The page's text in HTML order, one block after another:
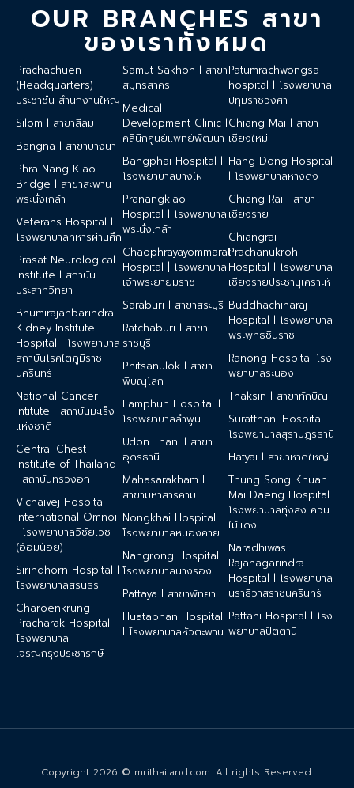
OUR BRANCHES สาขา
ของเราทั้งหมด
Prachachuen
(Headquarters)
ประชาชื่น สำนักงานใหญ่
Silom l สาขาสีลม
Bangna l สาขาบางนา
Phra Nang Klao
Bridge l สาขาสะพาน
พระนั่งเกล้า
Veterans Hospital l
โรงพยาบาลทหารผ่านศึก
Prasat Neurological
Institute l สถาบัน
ประสาทวิทยา
Bhumirajanbarindra
Kidney Institute
Hospital l โรงพยาบาล
สถาบันโรคไตภูมิราช
นครินทร์
National Cancer
Intitute l สถาบันมะเร็ง
แห่งชาติ
Central Chest
Institute of Thailand
l สถาบันทรวงอก
Vichaivej Hospital
International Omnoi
l โรงพยาบาลวิชัยเวช
(อ้อมน้อย)
Sirindhorn Hospital l
โรงพยาบาลสิรินธร
Charoenkrung
Pracharak Hospital l
โรงพยาบาล
เจริญกรุงประชารักษ์
Samut Sakhon l สาขา
สมุทรสาคร
Medical
Development Clinic l
คลีนิกศูนย์แพทย์พัฒนา
Bangphai Hospital l
โรงพยาบาลบางไผ่
Pranangklao
Hospital l โรงพยาบาล
พระนั่งเกล้า
Chaophrayayommarat
Hospital | โรงพยาบาล
เจ้าพระยายมราช
Saraburi l สาขาสระบุรี
Ratchaburi l สาขา
ราชบุรี
Phitsanulok l สาขา
พิษณุโลก
Lamphun Hospital l
โรงพยาบาลลำพูน
Udon Thani l สาขา
อุดรธานี
Mahasarakham l
สาขามหาสารคาม
Nongkhai Hospital
โรงพยาบาลหนองคาย
Nangrong Hospital l
โรงพยาบาลนางรอง
Pattaya l สาขาพัทยา
Huataphan Hospital
l โรงพยาบาลหัวตะพาน
Patumrachwongsa
hospital l โรงพยาบาล
ปทุมราชวงศา
Chiang Mai l สาขา
เชียงใหม่
Hang Dong Hospital
l โรงพยาบาลหางดง
Chiang Rai l สาขา
เชียงราย
Chiangrai
Prachanukroh
Hospital l โรงพยาบาล
เชียงรายประชานุเคราะห์
Buddhachinaraj
Hospital l โรงพยาบาล
พระพุทธชินราช
Ranong Hospital โรง
พยาบาลระนอง
Thaksin l สาขาทักษิณ
Suratthani Hospital
โรงพยาบาลสุราษฎร์ธานี
Hatyai l สาขาหาดใหญ่
Thung Song Khuan
Mai Daeng Hospital
โรงพยาบาลทุ่งสง ควน
ไม้แดง
Naradhiwas
Rajanagarindra
Hospital l โรงพยาบาล
นราธิวาสราชนครินทร์
Pattani Hospital l โรง
พยาบาลปัตตานี
Copyright 2026 © mrithailand.com. All rights Reserved.